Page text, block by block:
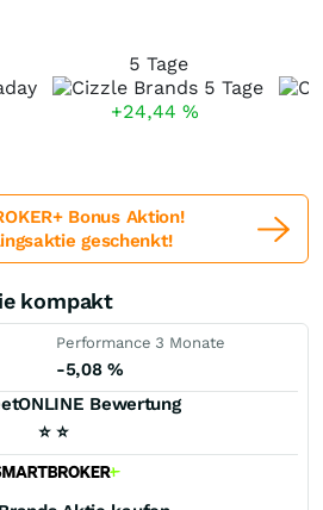
5 Tage
+24,44 %
Bonus Aktion!
geschenkt!
kompakt
Performance 3 Monate
-5,08%
Bewertung
⭐ ⭐